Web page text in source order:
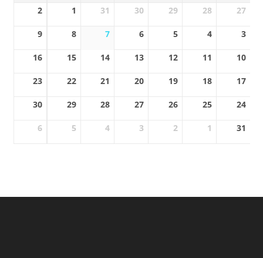
27
28
29
30
31
1
2
3
4
5
6
7
8
9
10
11
12
13
14
15
16
17
18
19
20
21
22
23
24
25
26
27
28
29
30
31
1
2
3
4
5
6